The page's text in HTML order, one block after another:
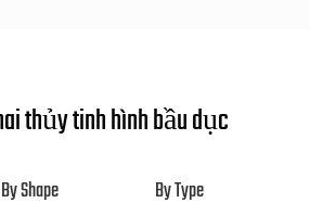
thủy tinh hình bầu dục
By Shape By Type